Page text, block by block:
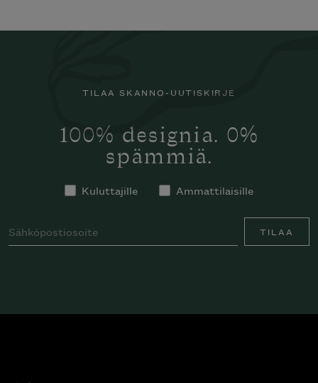
TILAA SKANNO-UUTISKIRJE
100% designia. 0%
spämmiä.
Kuluttajille Ammattilaisille
TILAA